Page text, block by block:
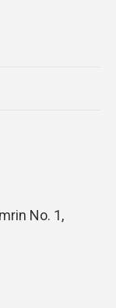
No. 1,